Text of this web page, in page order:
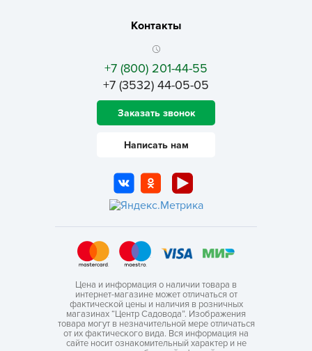
Контакты
+7 (800) 201-44-55
+7 (3532) 44-05-05
Заказать звонок
Написать нам
Цена и информация о наличии товара в
интернет-магазине может отличаться от
фактической цены и наличия в розничных
магазинах “Центр Садовода”. Изображения
товара могут в незначительной мере отличаться
от их фактического вида. Вся информация на
сайте носит ознакомительный характер и не